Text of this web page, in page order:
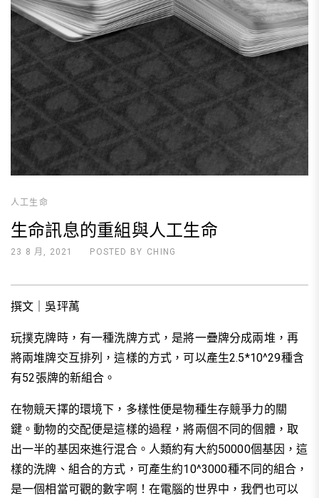
人工生命
生命訊息的重組與人工生命
23 8 月, 2021 POSTED BY CHING
撰文｜吳玶萭
玩撲克牌時，有一種洗牌方式，是將一疊牌分成兩堆，再
將兩堆牌交互排列，這樣的方式，可以產生2.5*10^29種含
有52張牌的新組合。
在物競天擇的環境下，多樣性便是物種生存競爭力的關
鍵。動物的交配便是這樣的過程，將兩個不同的個體，取
出一半的基因來進行混合。人類約有大約50000個基因，這
樣的洗牌、組合的方式，可產生約10^3000種不同的組合，
是一個相當可觀的數字啊！ 在電腦的世界中，我們也可以